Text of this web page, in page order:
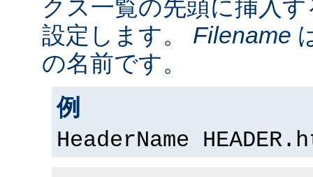
クス一覧の先頭に挿入
設定します。 Filename
の名前です。
例
HeaderName